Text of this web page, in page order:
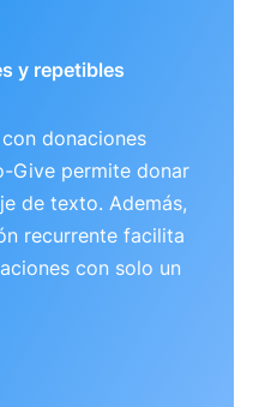
y repetibles
donaciones
Give permite donar
de texto. Además,
recurrente facilita
con solo un